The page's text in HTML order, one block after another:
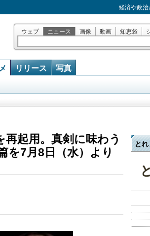
経済や政
ウェブ ニュース 画像 動画 知恵袋
リリース 写真
起用。真剣に味わう
を7月8日（水）より
とれ